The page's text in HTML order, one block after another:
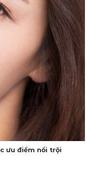
ưu điểm nổi trội